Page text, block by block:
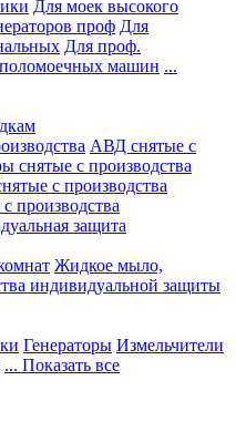
Для моек высокого
проф Для
Для проф.
машин ...
АВД снятые с
снятые с производства
с производства
производства
защита
Жидкое мыло,
индивидуальной защиты
Генераторы Измельчители
... Показать все